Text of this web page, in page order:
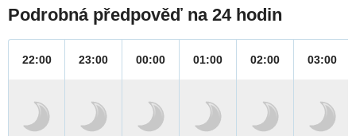
Podrobná předpověď na 24 hodin
22:00 23:00 00:00 01:00 02:00 03:00